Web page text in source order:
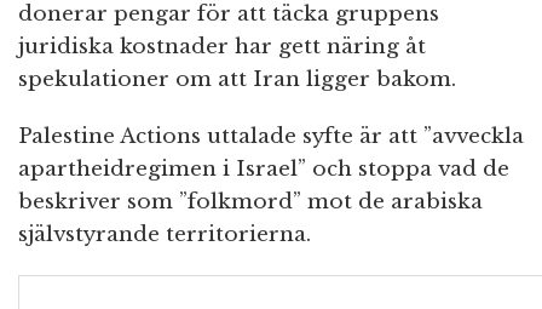
donerar pengar för att täcka gruppens
juridiska kostnader har gett näring åt
spekulationer om att Iran ligger bakom.
Palestine Actions uttalade syfte är att ”avveckla
apartheidregimen i Israel” och stoppa vad de
beskriver som ”folkmord” mot de arabiska
självstyrande territorierna.